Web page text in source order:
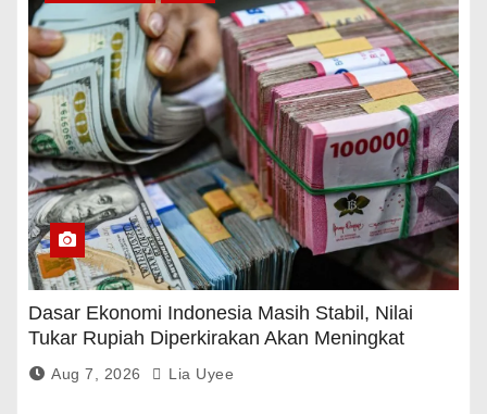
Dasar Ekonomi Indonesia Masih Stabil, Nilai
Tukar Rupiah Diperkirakan Akan Meningkat
Aug 7, 2026 Lia Uyee